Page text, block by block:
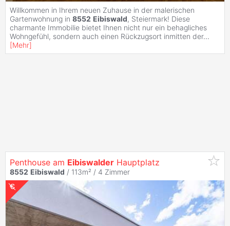
Willkommen in Ihrem neuen Zuhause in der malerischen
Gartenwohnung in 8552 Eibiswald, Steiermark! Diese
charmante Immobilie bietet Ihnen nicht nur ein behagliches
Wohngefühl, sondern auch einen Rückzugsort inmitten der...
[Mehr]
Penthouse am Eibiswalder Hauptplatz
8552 Eibiswald / 113m² / 4 Zimmer